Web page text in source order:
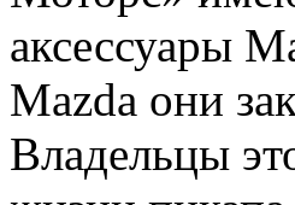
аксессуары
Mazda они
Владельцы